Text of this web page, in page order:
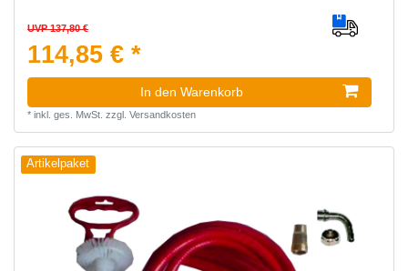
UVP 137,80 €
114,85 € *
In den Warenkorb
* inkl. ges. MwSt. zzgl. Versandkosten
Artikelpaket